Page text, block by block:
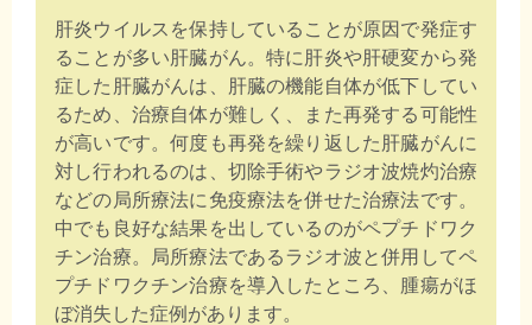
肝炎ウイルスを保持していることが原因で発症す
ることが多い肝臓がん。特に肝炎や肝硬変から発
症した肝臓がんは、肝臓の機能自体が低下してい
るため、治療自体が難しく、また再発する可能性
が高いです。何度も再発を繰り返した肝臓がんに
対し行われるのは、切除手術やラジオ波焼灼治療
などの局所療法に免疫療法を併せた治療法です。
中でも良好な結果を出しているのがペプチドワク
チン治療。局所療法であるラジオ波と併用してペ
プチドワクチン治療を導入したところ、腫瘍がほ
ぼ消失した症例があります。